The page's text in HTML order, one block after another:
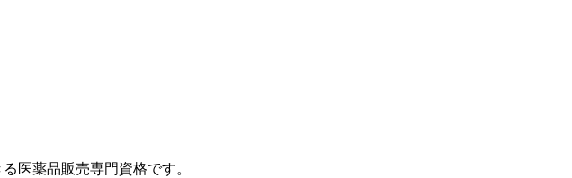
医薬品販売専門資格です。